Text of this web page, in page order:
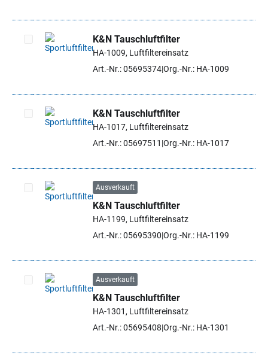
Artikel auswählen
K&N Tauschluftfilter
HA-1009, Luftfiltereinsatz
Art.-Nr.: 05695374Org.-Nr.: HA-1009
Artikel auswählen
K&N Tauschluftfilter
HA-1017, Luftfiltereinsatz
Art.-Nr.: 05697511 Org.-Nr.: HA-1017
Artikel auswählen
Ausverkauft
K&N Tauschluftfilter
HA-1199, Luftfiltereinsatz
Art.-Nr.: 05695390 Org.-Nr.: HA-1199
Artikel auswählen
Ausverkauft
K&N Tauschluftfilter
HA-1301, Luftfiltereinsatz
Art.-Nr.: 05695408 Org.-Nr.: HA-1301